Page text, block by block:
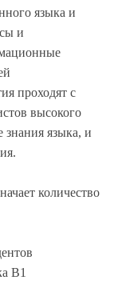
языка и
и
проходят с
высокого
знания языка, и
количество
B1